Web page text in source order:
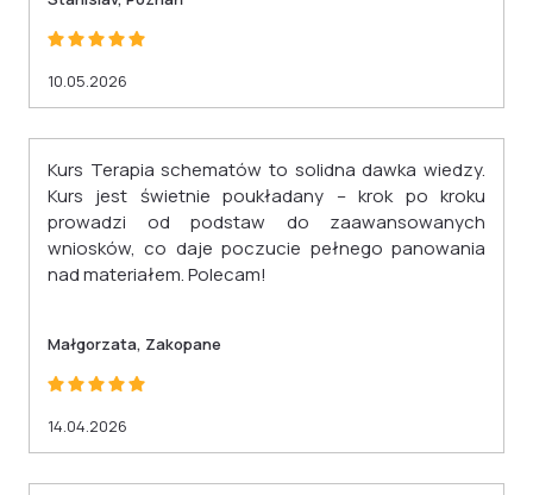
10.05.2026
Kurs Terapia schematów to solidna dawka wiedzy.
Kurs jest świetnie poukładany – krok po kroku
prowadzi od podstaw do zaawansowanych
wniosków, co daje poczucie pełnego panowania
nad materiałem. Polecam!
Małgorzata, Zakopane
14.04.2026